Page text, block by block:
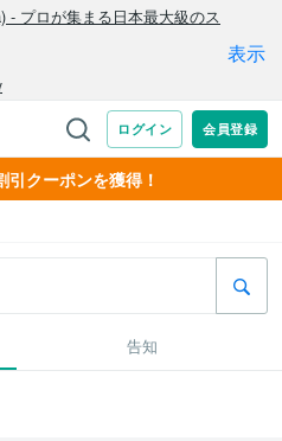
クーポンを獲得！
告知